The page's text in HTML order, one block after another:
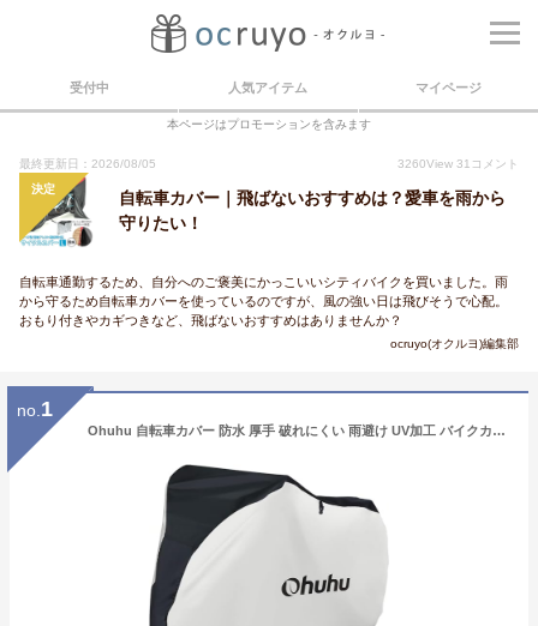
受付中 人気アイテム マイページ
本ページはプロモーションを含みます
最終更新日：2026/08/05 3260View 31 コメント
決定
自転車カバー｜飛ばないおすすめは？愛車を雨から
守りたい！
自転車通勤するため、自分へのご褒美にかっこいいシティバイクを買いました。雨
から守るため自転車カバーを使っているのですが、風の強い日は飛びそうで心配。
おもり付きやカギつきなど、飛ばないおすすめはありませんか？
ocruyo(オクルヨ)編集部
no. 1
Ohuhu 自転車カバー 防水 厚手 破れにくい 雨避け UV加工 バイクカバー 原付 210D サイクルカバー 29インチ 22インチ 収納袋付き